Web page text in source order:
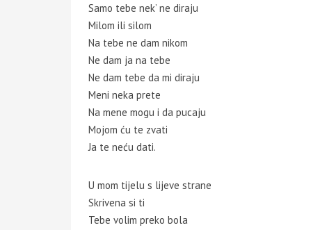
Samo tebe nek’ ne diraju
Milom ili silom
Na tebe ne dam nikom
Ne dam ja na tebe
Ne dam tebe da mi diraju
Meni neka prete
Na mene mogu i da pucaju
Mojom ću te zvati
Ja te neću dati.
U mom tijelu s lijeve strane
Skrivena si ti
Tebe volim preko bola